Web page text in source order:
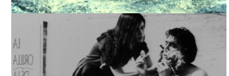
LA ORILLA DE LA TIERRA, TOMADA DE SIC.GOB.MX